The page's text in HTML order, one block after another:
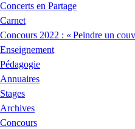
Concerts en Partage
Carnet
Concours 2022 : « Peindre un
Enseignement
Pédagogie
Annuaires
Stages
Archives
Concours